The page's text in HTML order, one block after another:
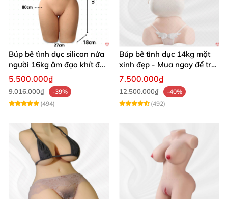
Búp bê tình dục silicon nửa
người 16kg âm đạo khít độn
khung
5.500.000₫
9.016.000₫
-39%
(494)
Búp bê tình dục 14kg mặt
xinh đẹp - Mua ngay để trải
nghiệm
7.500.000₫
12.500.000₫
-40%
(492)